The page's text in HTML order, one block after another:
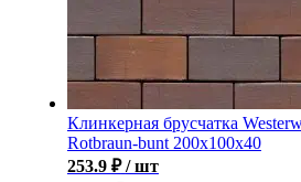
Клинкерная брусчатка
Rotbraun-bunt 200x100x40
253.9 ₽ / шт